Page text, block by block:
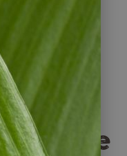
Reise